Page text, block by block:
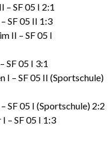
– SF 05 I 2:1
SF 05 II 1:3
II – SF 05 I
SF 05 I 3:1
I – SF 05 II (Sportschule)
SF 05 I (Sportschule) 2:2
– SF 05 I 1:3